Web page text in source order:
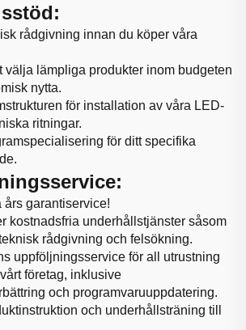
rådgivning innan du köper våra
välja lämpliga produkter inom budgeten
nytta.
för installation av våra LED-
ritningar.
för ditt specifika
års garantiservice!
kostnadsfria underhållstjänster såsom
rådgivning och felsökning.
uppföljningsservice för all utrustning
företag, inklusive
och programvaruuppdatering.
och underhållsträning till